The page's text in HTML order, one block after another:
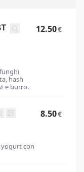
hash
e burro.
12.50€
con
8.50€